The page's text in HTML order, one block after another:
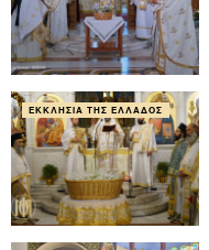
ΕΚΚΛΗΣΊΑ ΤΗΣ ΕΛΛΆΔΟΣ